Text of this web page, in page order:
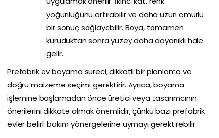
yoğunluğunu artırabilir ve daha uzun ömürlü
bir sonuç sağlayabilir. Boya, tamamen
kuruduktan sonra yüzey daha dayanıklı hale
gelir.
Prefabrik ev boyama süreci, dikkatli bir planlama ve
doğru malzeme seçimi gerektirir. Ayrıca, boyama
işlemine başlamadan önce üretici veya tasarımcının
önerilerini dikkate almak önemlidir, çünkü bazı prefabrik
evler belirli bakım yönergelerine uymayı gerektirebilir.